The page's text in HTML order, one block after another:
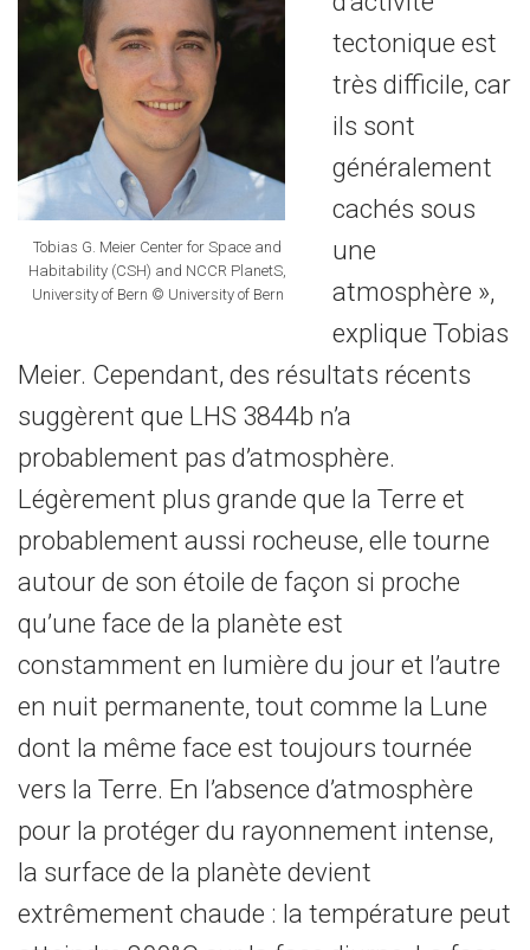
Tobias G. Meier Center for Space and
Habitability (CSH) and NCCR PlanetS,
University of Bern © University of Bern
tectonique est
très difficile, car
ils sont
généralement
cachés sous
une
atmosphère »,
explique Tobias
Meier. Cependant, des résultats récents
suggèrent que LHS 3844b n’a
probablement pas d’atmosphère.
Légèrement plus grande que la Terre et
probablement aussi rocheuse, elle tourne
autour de son étoile de façon si proche
qu’une face de la planète est
constamment en lumière du jour et l’autre
en nuit permanente, tout comme la Lune
dont la même face est toujours tournée
vers la Terre. En l’absence d’atmosphère
pour la protéger du rayonnement intense,
la surface de la planète devient
extrêmement chaude : la température peut